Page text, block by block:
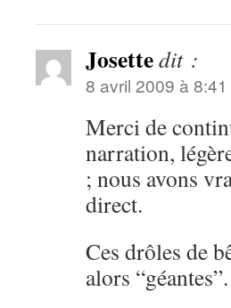
Josettedit :
8 avril 2009 à 8:41
Merci de
narration,
; nous avons
direct.
Ces drôles de
alors “géantes”.